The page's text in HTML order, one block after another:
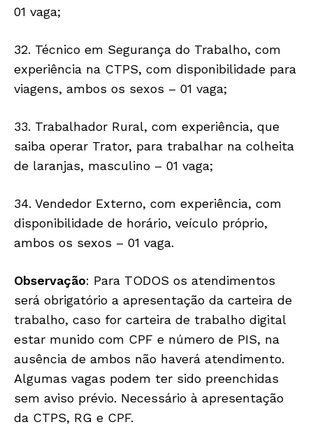
01 vaga;
32. Técnico em Segurança do Trabalho, com
experiência na CTPS, com disponibilidade para
viagens, ambos os sexos – 01 vaga;
33. Trabalhador Rural, com experiência, que
saiba operar Trator, para trabalhar na colheita
de laranjas, masculino – 01 vaga;
34. Vendedor Externo, com experiência, com
disponibilidade de horário, veículo próprio,
ambos os sexos – 01 vaga.
Observação: Para TODOS os atendimentos
será obrigatório a apresentação da carteira de
trabalho, caso for carteira de trabalho digital
estar munido com CPF e número de PIS, na
ausência de ambos não haverá atendimento.
Algumas vagas podem ter sido preenchidas
sem aviso prévio. Necessário à apresentação
da CTPS, RG e CPF.